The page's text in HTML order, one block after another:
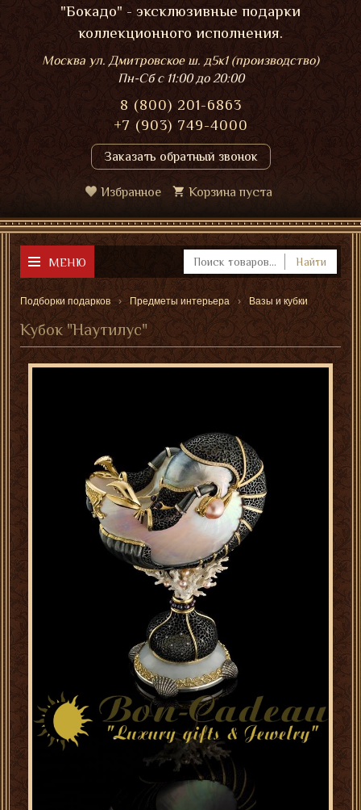
"Бокадо" - эксклюзивные подарки
коллекционного исполнения.
Москва ул. Дмитровское ш. д5к1 (производство)
Пн-Сбс 11:00 до 20:00
8 (800) 201-6863
+7 (903) 749-4000
Заказать обратный звонок
Избранное Корзина пуста
МЕНЮ Найти
Подборки подарков Предметы интерьера Вазы и кубки
Кубок "Наутилус"